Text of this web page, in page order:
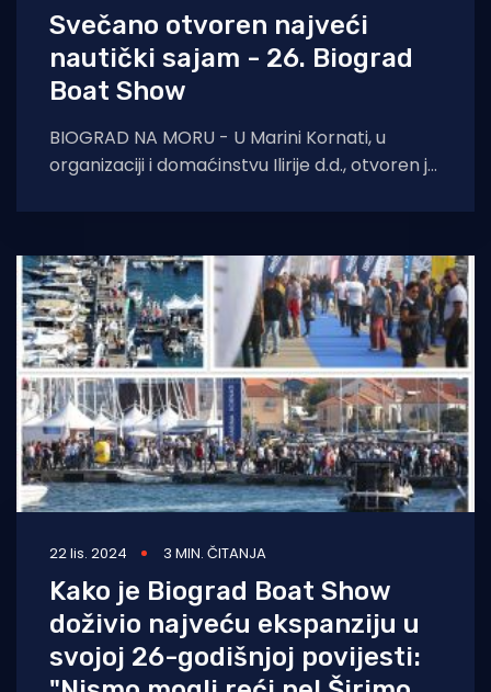
Svečano otvoren najveći
nautički sajam - 26. Biograd
Boat Show
BIOGRAD NA MORU - U Marini Kornati, u
organizaciji i domaćinstvu Ilirije d.d., otvoren je
22 lis. 2024 3 MIN. ČITANJA
Kako je Biograd Boat Show
doživio najveću ekspanziju u
svojoj 26-godišnjoj povijesti: